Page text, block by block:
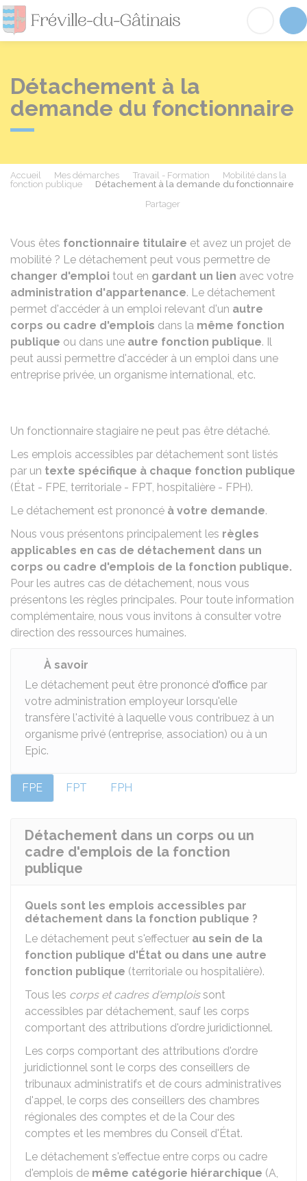
Fréville-du-
Détachement à la
demande du fonctionnaire
Accueil Mes démarches Travail - Formation
Mobilité dans la
fonction publique
Détachement à la demande du fonctionnaire
Partager
Vous êtes fonctionnaire titulaire et avez un projet de
mobilité ? Le détachement peut vous permettre de
changer d'emploi tout en gardant un lien avec votre
administration d'appartenance. Le détachement
permet d'accéder à un emploi relevant d'un autre
corps ou cadre d'emplois dans la même fonction
publique ou dans une autre fonction publique. Il
peut aussi permettre d'accéder à un emploi dans une
entreprise privée, un organisme international, etc.
Un fonctionnaire stagiaire ne peut pas être détaché.
Les emplois accessibles par détachement sont listés
par un texte spécifique à chaque fonction publique
(État - FPE, territoriale - FPT, hospitalière - FPH).
Le détachement est prononcé à votre demande.
Nous vous présentons principalement les règles
applicables en cas de détachement dans un
corps ou cadre d'emplois de la fonction publique.
Pour les autres cas de détachement, nous vous
présentons les règles principales. Pour toute information
complémentaire, nous vous invitons à consulter votre
direction des ressources humaines.
À savoir
Le détachement peut être prononcé d'office par
votre administration employeur lorsqu'elle
transfère l'activité à laquelle vous contribuez à un
organisme privé (entreprise, association) ou à un
Epic.
FPE FPT FPH
Détachement dans un corps ou un
cadre d'emplois de la fonction
publique
Quels sont les emplois accessibles par
détachement dans la fonction publique ?
Le détachement peut s'effectuer au sein de la
fonction publique d'État ou dans une autre
fonction publique (territoriale ou hospitalière).
Tous les corps et cadres d'emploissont
accessibles par détachement, sauf les corps
comportant des attributions d'ordre juridictionnel.
Les corps comportant des attributions d'ordre
juridictionnel sont le corps des conseillers de
tribunaux administratifs et de cours administratives
d'appel, le corps des conseillers des chambres
régionales des comptes et de la Cour des
comptes et les membres du Conseil d'État.
Le détachement s'effectue entre corps ou cadre
d'emplois de même catégorie hiérarchique (A,